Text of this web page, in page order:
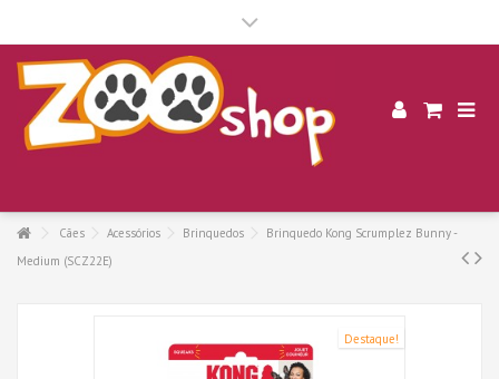
Cães Acessórios Brinquedos
Brinquedo Kong Scrumplez Bunny -
Medium (SCZ22E)
Destaque!